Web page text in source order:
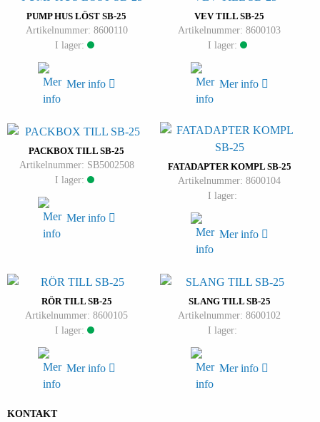
PUMP HUS LÖST SB-25
Artikelnummer: 8600110
I lager:
Mer info
VEV TILL SB-25
Artikelnummer: 8600103
I lager:
Mer info
PACKBOX TILL SB-25
Artikelnummer: SB5002508
I lager:
Mer info
FATADAPTER KOMPL SB-25
Artikelnummer: 8600104
I lager:
Mer info
RÖR TILL SB-25
Artikelnummer: 8600105
I lager:
Mer info
SLANG TILL SB-25
Artikelnummer: 8600102
I lager:
Mer info
KONTAKT